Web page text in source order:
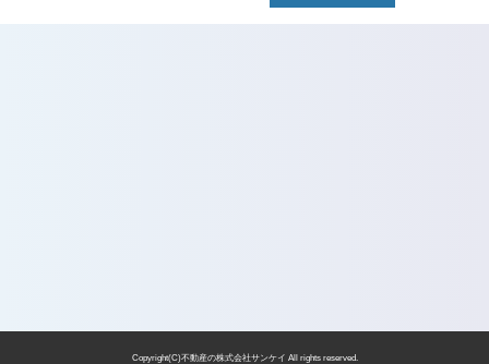
Copyright(C)不動産の株式会社サンケイ All rights reserved.